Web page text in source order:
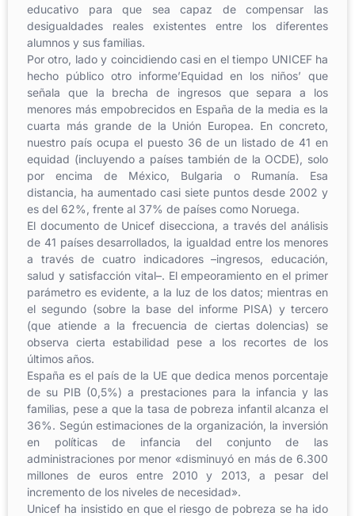
educativo para que sea capaz de compensar las
desigualdades reales existentes entre los diferentes
alumnos y sus familias.
Por otro, lado y coincidiendo casi en el tiempo UNICEF ha
hecho público otro informe’Equidad en los niños’ que
señala que la brecha de ingresos que separa a los
menores más empobrecidos en España de la media es la
cuarta más grande de la Unión Europea. En concreto,
nuestro país ocupa el puesto 36 de un listado de 41 en
equidad (incluyendo a países también de la OCDE), solo
por encima de México, Bulgaria o Rumanía. Esa
distancia, ha aumentado casi siete puntos desde 2002 y
es del 62%, frente al 37% de países como Noruega.
El documento de Unicef disecciona, a través del análisis
de 41 países desarrollados, la igualdad entre los menores
a través de cuatro indicadores –ingresos, educación,
salud y satisfacción vital–. El empeoramiento en el primer
parámetro es evidente, a la luz de los datos; mientras en
el segundo (sobre la base del informe PISA) y tercero
(que atiende a la frecuencia de ciertas dolencias) se
observa cierta estabilidad pese a los recortes de los
últimos años.
España es el país de la UE que dedica menos porcentaje
de su PIB (0,5%) a prestaciones para la infancia y las
familias, pese a que la tasa de pobreza infantil alcanza el
36%. Según estimaciones de la organización, la inversión
en políticas de infancia del conjunto de las
administraciones por menor «disminuyó en más de 6.300
millones de euros entre 2010 y 2013, a pesar del
incremento de los niveles de necesidad».
Unicef ha insistido en que el riesgo de pobreza se ha ido